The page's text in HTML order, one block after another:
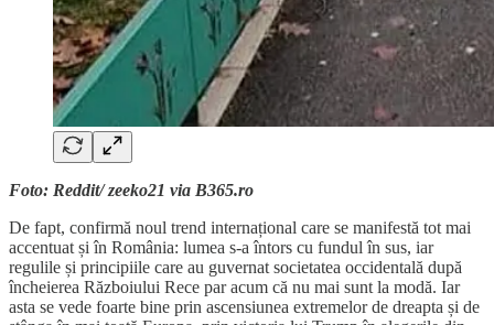
Foto: Reddit/ zeeko21 via B365.ro
De fapt, confirmă noul trend internațional care se manifestă tot mai
accentuat și în România: lumea s-a întors cu fundul în sus, iar
regulile și principiile care au guvernat societatea occidentală după
încheierea Războiului Rece par acum că nu mai sunt la modă. Iar
asta se vede foarte bine prin ascensiunea extremelor de dreapta și de